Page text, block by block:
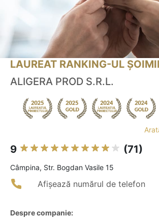
LAUREAT RANKING-UL ȘOIMII
ALIGERA PROD S.R.L.
9 (71)
Câmpina, Str. Bogdan Vasile 15
Afișează numărul de telefon
Despre companie: